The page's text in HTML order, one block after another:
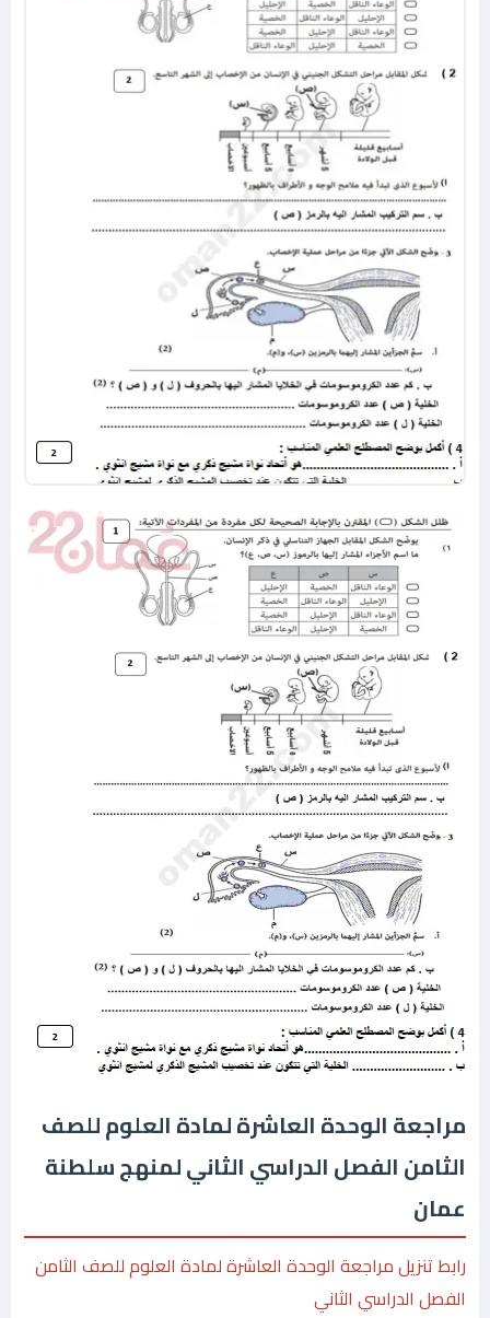
مراجعة الوحدة العاشرة لمادة العلوم للصف
الثامن الفصل الدراسي الثاني لمنهج سلطنة
عمان
رابط تنزيل مراجعة الوحدة العاشرة لمادة العلوم للصف الثامن
الفصل الدراسي الثاني